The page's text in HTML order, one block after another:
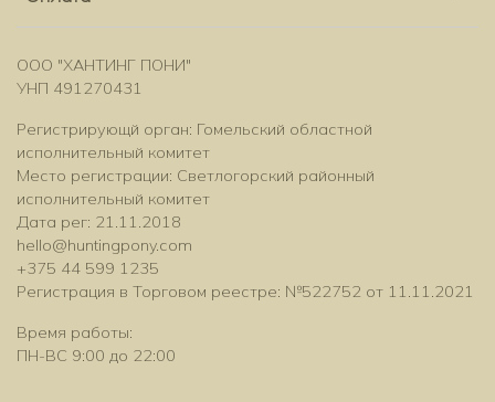
ООО "ХАНТИНГ ПОНИ"
УНП 491270431
Регистрирующй орган: Гомельский областной
исполнительный комитет
Место регистрации: Светлогорский районный
исполнительный комитет
Дата рег: 21.11.2018
hello@huntingpony.com
+375 44 599 1235
Регистрация в Торговом реестре: №522752 от 11.11.2021
Время работы:
ПН-ВС 9:00 до 22:00